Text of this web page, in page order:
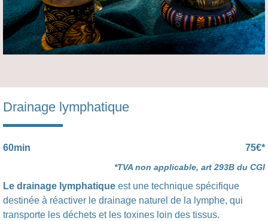
Drainage lymphatique
60min 75€*
*TVA non applicable, art 293B du CGI
Le drainage lymphatique est une technique spécifique
destinée à réactiver le drainage naturel de la lymphe, qui
transporte les déchets et les toxines loin des tissus.